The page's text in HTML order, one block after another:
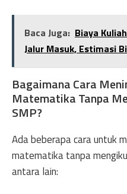
Baca Juga: Biaya
Jalur Masuk, Estimasi
Bagaimana Cara
Matematika Tanpa
SMP?
Ada beberapa cara untuk
matematika tanpa
antara lain: